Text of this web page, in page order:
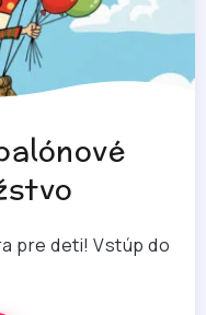
pre deti! Vstúp do